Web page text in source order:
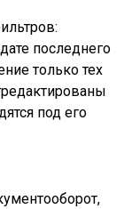
последнего
только тех
под его